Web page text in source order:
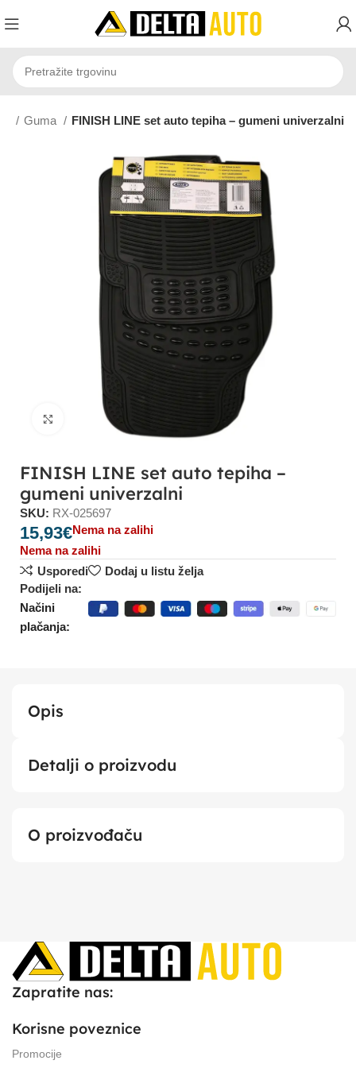
Guma FINISH LINE set auto tepiha – gumeni univerzalni
Click to enlarge
FINISH LINE set auto tepiha –
gumeni univerzalni
SKU: RX-025697
15,93€Nema na zalihi
Nema na zalihi
Usporedi
Dodaj u listu želja
Podijeli na:
Načini
plačanja:
Opis
Detalji o proizvodu
O proizvođaču
Zapratite nas:
Korisne poveznice
Promocije